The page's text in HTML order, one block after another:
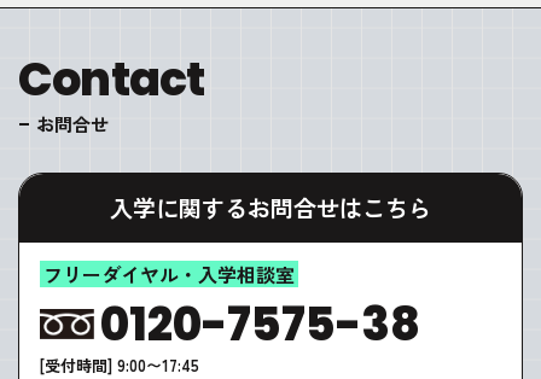
Contact
お問合せ
入学に関するお問合せはこちら
フリーダイヤル・入学相談室
0120-7575-38
[受付時間] 9:00〜17:45